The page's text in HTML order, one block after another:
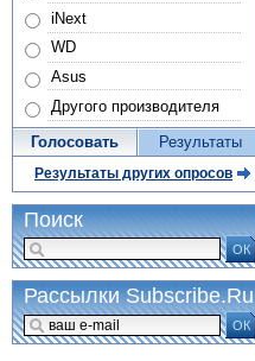
iNext
WD
Asus
Другого производителя
Голосовать Результаты
Результаты других опросов
Поиск
ОК
Рассылки Subscribe.Ru
ОК